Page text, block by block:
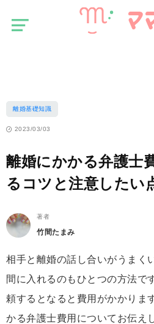
離婚にかかる弁護士費用｜費用を抑え
離婚基礎知識
2023/03/03
離婚にかかる弁護士
るコツと注意したい
著者
竹間たまみ
相手と離婚の話し合いがうまく
間に入れるのもひとつの方法で
頼するとなると費用がかかりま
かる弁護士費用についてお伝え